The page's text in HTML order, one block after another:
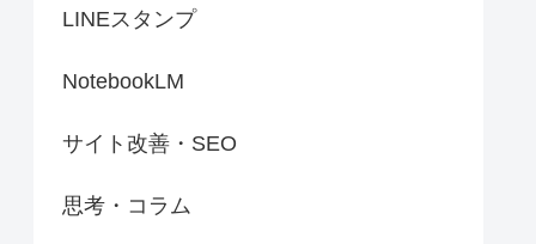
LINEスタンプ
NotebookLM
サイト改善・SEO
思考・コラム